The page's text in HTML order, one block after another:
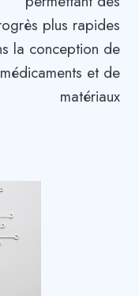
plus rapides
la conception de
médicaments et de
matériaux